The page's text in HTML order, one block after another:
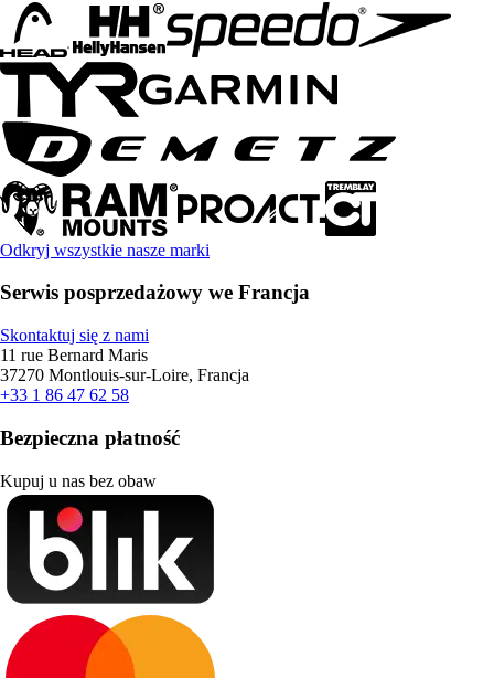
Odkryj wszystkie nasze marki
Serwis posprzedażowy we Francja
Skontaktuj się z nami
11 rue Bernard Maris
37270 Montlouis-sur-Loire, Francja
+33 1 86 47 62 58
Bezpieczna płatność
Kupuj u nas bez obaw